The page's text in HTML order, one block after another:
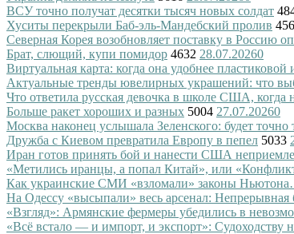
ВСУ точно получат десятки тысяч новых солдат
Хуситы перекрыли Баб-эль-Мандебский пролив
Северная Корея возобновляет поставку в Россию
Брат, слющий, купи помидор 4632 28.07.20260
Виртуальная карта: когда она удобнее пластиковой
Актуальные тренды ювелирных украшений: что
Что ответила русская девочка в школе США,
Больше ракет хороших и разных 5004 27.07.20260
Москва наконец услышала Зеленского: будет точно
Дружба с Киевом превратила Европу в пепел 5033
Иран готов принять бой и нанести США
«Метились иранцы, а попал Китай», или
Как украинские СМИ «взломали» законы
На Одессу «высыпали» весь арсенал:
«Взгляд»: Армянские фермеры убедились в
«Всё встало — и импорт, и экспорт»: Судоходству